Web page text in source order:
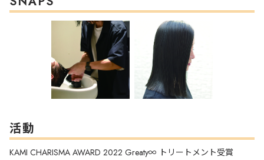
活動
KAMI CHARISMA AWARD 2022 Greaty∞ トリートメント受賞